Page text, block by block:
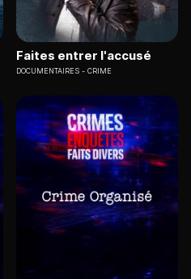
Faites entrer l'accusé
DOCUMENTAIRES CRIME